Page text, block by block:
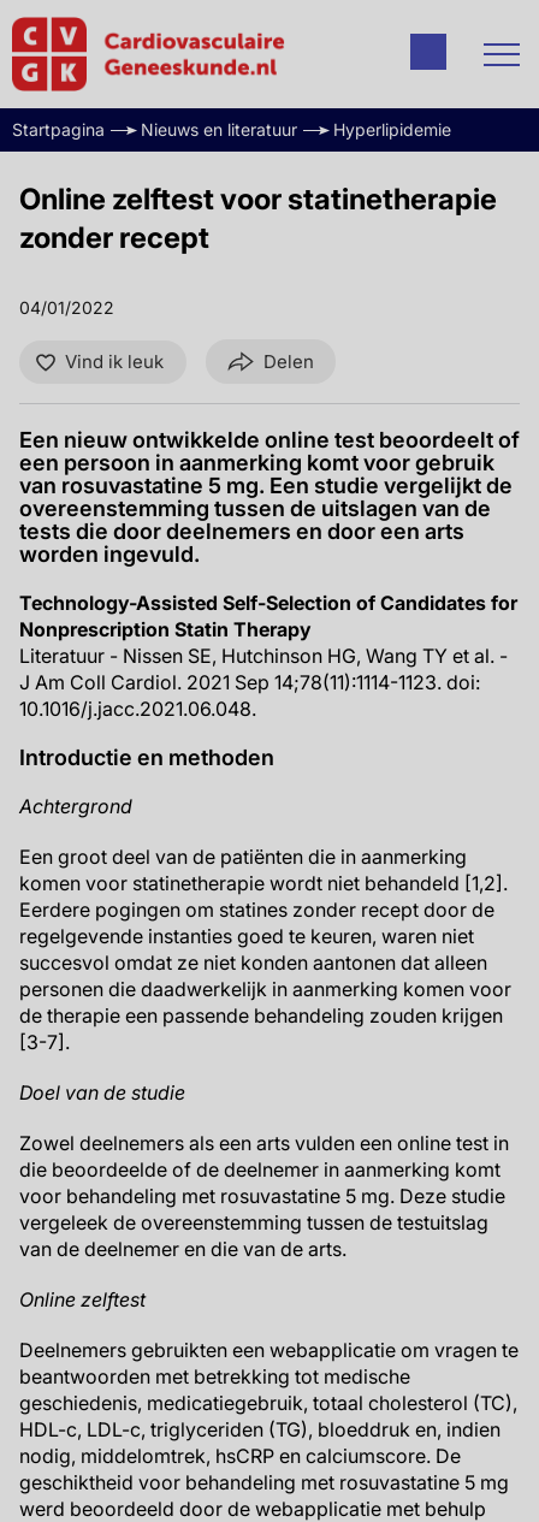
Startpagina Nieuws en literatuur Hyperlipidemie
Online zelftest voor statinetherapie
zonder recept
04/01/2022
Vind ik leuk Delen
Een nieuw ontwikkelde online test beoordeelt of
een persoon in aanmerking komt voor gebruik
van rosuvastatine 5 mg. Een studie vergelijkt de
overeenstemming tussen de uitslagen van de
tests die door deelnemers en door een arts
worden ingevuld.
Technology-Assisted Self-Selection of Candidates for
Nonprescription Statin Therapy
Literatuur - Nissen SE, Hutchinson HG, Wang TY et al. -
J Am Coll Cardiol. 2021 Sep 14;78(11):1114-1123. doi:
10.1016/j.jacc.2021.06.048.
Introductie en methoden
Achtergrond
Een groot deel van de patiënten die in aanmerking
komen voor statinetherapie wordt niet behandeld [1,2].
Eerdere pogingen om statines zonder recept door de
regelgevende instanties goed te keuren, waren niet
succesvol omdat ze niet konden aantonen dat alleen
personen die daadwerkelijk in aanmerking komen voor
de therapie een passende behandeling zouden krijgen
[3-7].
Doel van de studie
Zowel deelnemers als een arts vulden een online test in
die beoordeelde of de deelnemer in aanmerking komt
voor behandeling met rosuvastatine 5 mg. Deze studie
vergeleek de overeenstemming tussen de testuitslag
van de deelnemer en die van de arts.
Online zelftest
Deelnemers gebruikten een webapplicatie om vragen te
beantwoorden met betrekking tot medische
geschiedenis, medicatiegebruik, totaal cholesterol (TC),
HDL-c, LDL-c, triglyceriden (TG), bloeddruk en, indien
nodig, middelomtrek, hsCRP en calciumscore. De
geschiktheid voor behandeling met rosuvastatine 5 mg
werd beoordeeld door de webapplicatie met behulp